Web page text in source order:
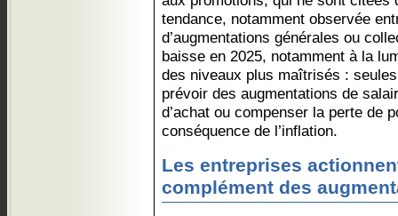
tendance, notamment observée
d’augmentations générales ou
baisse en 2025, notamment à la
des niveaux plus maîtrisés :
prévoir des augmentations de
d’achat ou compenser la perte de
conséquence de l’inflation.
Les entreprises
complément des